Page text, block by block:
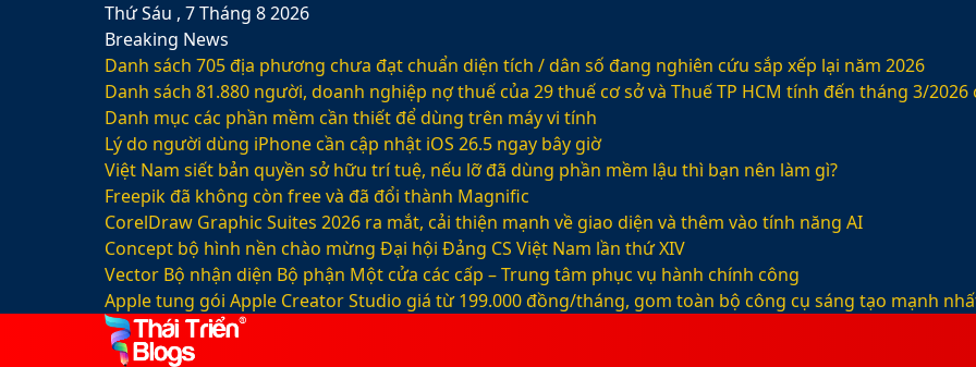
Thứ Sáu , 7 Tháng 8 2026
Breaking News
Danh sách 705 địa phương chưa đạt chuẩn diện tích / dân số đang nghiên cứu sắp xếp lại năm 2026
Danh sách 81.880‬ người, doanh nghiệp nợ thuế của 29 thuế cơ sở và Thuế TP HCM tính đến tháng 3/2026
Danh mục các phần mềm cần thiết để dùng trên máy vi tính
Lý do người dùng iPhone cần cập nhật iOS 26.5 ngay bây giờ
Việt Nam siết bản quyền sở hữu trí tuệ, nếu lỡ đã dùng phần mềm lậu thì bạn nên làm gì?
Freepik đã không còn free và đã đổi thành Magnific
CorelDraw Graphic Suites 2026 ra mắt, cải thiện mạnh về giao diện và thêm vào tính năng AI
Concept bộ hình nền chào mừng Đại hội Đảng CS Việt Nam lần thứ XIV
Vector Bộ nhận diện Bộ phận Một cửa các cấp – Trung tâm phục vụ hành chính công
Apple tung gói Apple Creator Studio giá từ 199.000 đồng/tháng, gom toàn bộ công cụ sáng tạo mạnh
Facebook
X
LinkedIn
YouTube
Google
Play
Sidebar
Switch
skin